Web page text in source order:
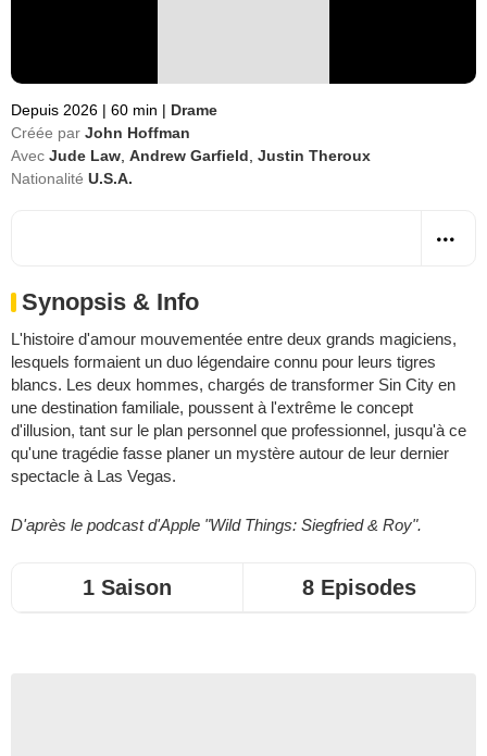
Depuis 2026 | 60 min | Drame
Créée par John Hoffman
Avec Jude Law Andrew Garfield Justin Theroux
Nationalité U.S.A.
Synopsis & Info
L'histoire d'amour mouvementée entre deux grands magiciens,
lesquels formaient un duo légendaire connu pour leurs tigres
blancs. Les deux hommes, chargés de transformer Sin City en
une destination familiale, poussent à l'extrême le concept
d'illusion, tant sur le plan personnel que professionnel, jusqu'à ce
qu'une tragédie fasse planer un mystère autour de leur dernier
spectacle à Las Vegas.
D'après le podcast d'Apple "Wild Things: Siegfried & Roy".
1 Saison 8 Episodes